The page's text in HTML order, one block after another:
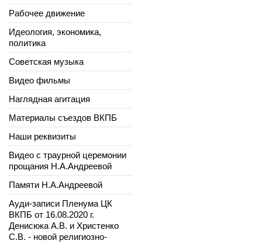
Рабочее движение
Идеология, экономика,
политика
Советская музыка
Видео фильмы
Наглядная агитация
Материалы съездов ВКПБ
Наши реквизиты
Видео с траурной церемонии
прощания Н.А.Андреевой
Памяти Н.А.Андреевой
Ауди-записи Пленума ЦК
ВКПБ от 16.08.2020 г.
Денисюка А.В. и Христенко
С.В. - новой религиозно-